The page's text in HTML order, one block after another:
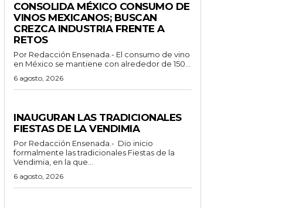
CONSOLIDA MÉXICO CONSUMO DE
VINOS MEXICANOS; BUSCAN
CREZCA INDUSTRIA FRENTE A
RETOS
Por Redacción Ensenada.- El consumo de vino
en México se mantiene con alrededor de 150...
6 agosto, 2026
INAUGURAN LAS TRADICIONALES
FIESTAS DE LA VENDIMIA
Por Redacción Ensenada.- Dio inicio
formalmente las tradicionales Fiestas de la
Vendimia, en la que...
6 agosto, 2026